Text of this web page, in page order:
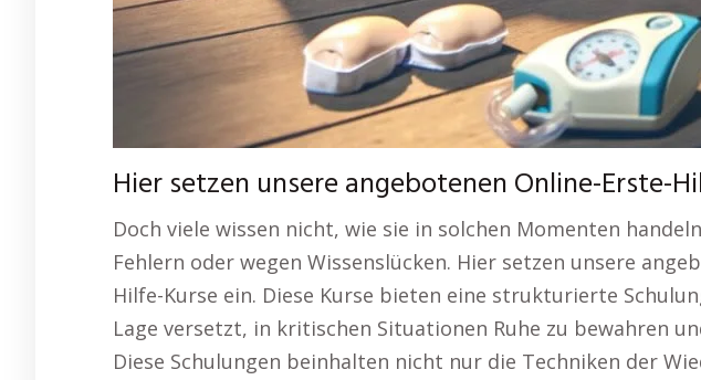
Hier setzen unsere angebotenen Online-Erste-
Doch viele wissen nicht, wie sie in solchen Momenten
Fehlern oder wegen Wissenslücken. Hier setzen unsere
Hilfe-Kurse ein. Diese Kurse bieten eine strukturierte
Lage versetzt, in kritischen Situationen Ruhe zu bewahren
Diese Schulungen beinhalten nicht nur die Techniken der